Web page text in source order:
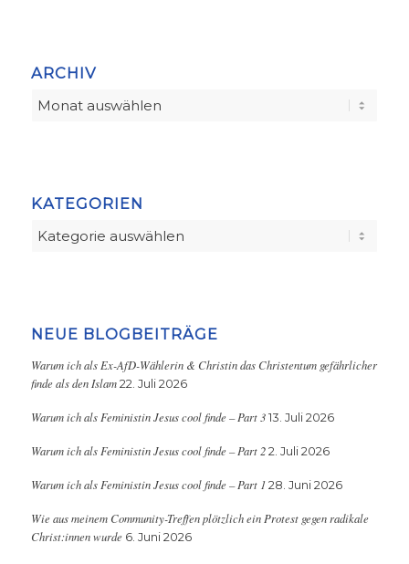
ARCHIV
KATEGORIEN
Kategorien
NEUE BLOGBEITRÄGE
Warum ich als Ex-AfD-Wählerin & Christin das Christentum gefährlicher
finde als den Islam 22. Juli 2026
Warum ich als Feministin Jesus cool finde – Part 3 13. Juli 2026
Warum ich als Feministin Jesus cool finde – Part 2 2. Juli 2026
Warum ich als Feministin Jesus cool finde – Part 1 28. Juni 2026
Wie aus meinem Community-Treffen plötzlich ein Protest gegen radikale
Christ:innen wurde 6. Juni 2026